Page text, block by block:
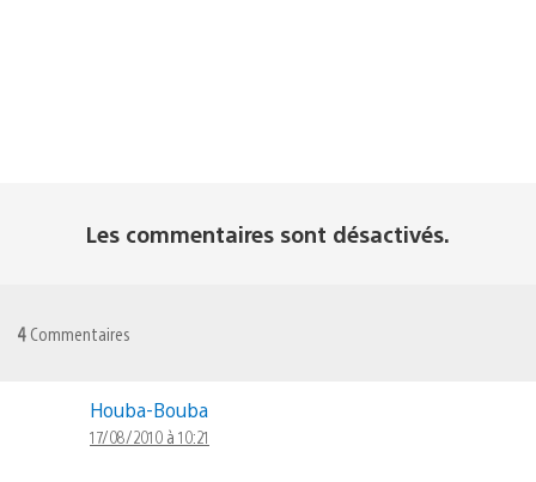
Les commentaires sont désactivés.
4 Commentaires
Houba-Bouba
17/08/2010 à 10:21